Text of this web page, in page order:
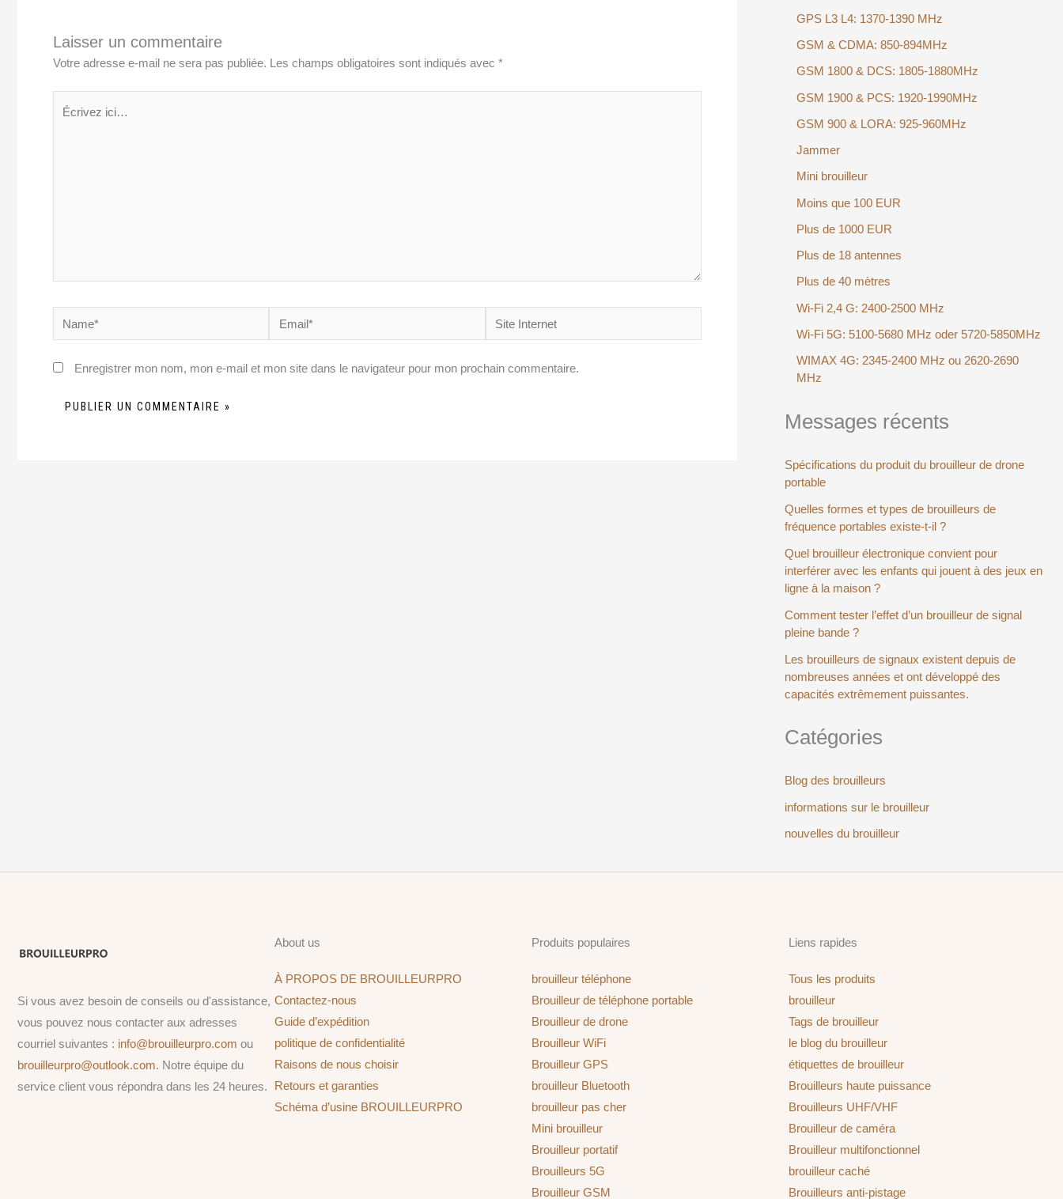
Laisser un commentaire
Votre adresse e-mail ne sera pas publiée. Les champs obligatoires sont indiqués avec *
Name* Email*
Site
Internet
Enregistrer mon nom, mon e-mail et mon site dans le navigateur pour mon prochain commentaire.
GPS L3 L4: 1370-1390 MHz
GSM & CDMA: 850-894MHz
GSM 1800 & DCS: 1805-1880MHz
GSM 1900 & PCS: 1920-1990MHz
GSM 900 & LORA: 925-960MHz
Jammer
Mini brouilleur
Moins que 100 EUR
Plus de 1000 EUR
Plus de 18 antennes
Plus de 40 mètres
Wi-Fi 2,4 G: 2400-2500 MHz
Wi-Fi 5G: 5100-5680 MHz oder 5720-5850MHz
WIMAX 4G: 2345-2400 MHz ou 2620-2690
MHz
Messages récents
Spécifications du produit du brouilleur de drone
portable
Quelles formes et types de brouilleurs de
fréquence portables existe-t-il ?
Quel brouilleur électronique convient pour
interférer avec les enfants qui jouent à des jeux en
ligne à la maison ?
Comment tester l’effet d’un brouilleur de signal
pleine bande ?
Les brouilleurs de signaux existent depuis de
nombreuses années et ont développé des
capacités extrêmement puissantes.
Catégories
Blog des brouilleurs
informations sur le brouilleur
nouvelles du brouilleur
Si vous avez besoin de conseils ou d'assistance,
vous pouvez nous contacter aux adresses
courriel suivantes : info@brouilleurpro.com ou
brouilleurpro@outlook.com. Notre équipe du
service client vous répondra dans les 24 heures.
About us
À PROPOS DE BROUILLEURPRO
Contactez-nous
Guide d’expédition
politique de confidentialité
Raisons de nous choisir
Retours et garanties
Schéma d’usine BROUILLEURPRO
Produits populaires
brouilleur téléphone
Brouilleur de téléphone portable
Brouilleur de drone
Brouilleur WiFi
Brouilleur GPS
brouilleur Bluetooth
brouilleur pas cher
Mini brouilleur
Brouilleur portatif
Brouilleurs 5G
Brouilleur GSM
Liens rapides
Tous les produits
brouilleur
Tags de brouilleur
le blog du brouilleur
étiquettes de brouilleur
Brouilleurs haute puissance
Brouilleurs UHF/VHF
Brouilleur de caméra
Brouilleur multifonctionnel
brouilleur caché
Brouilleurs anti-pistage